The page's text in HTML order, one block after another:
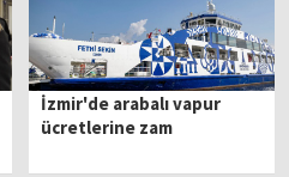
İzmir'de arabalı vapur
ücretlerine zam